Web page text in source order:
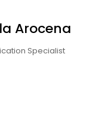
Arocena
Specialist